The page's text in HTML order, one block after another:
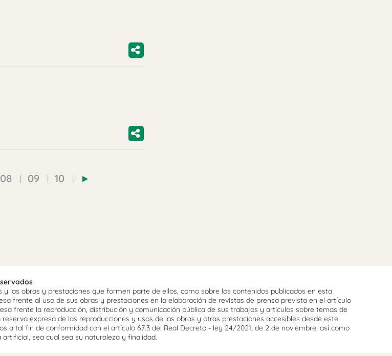
08 09 10
las obras y prestaciones que formen parte de ellos, como sobre los contenidos publicados en esta
frente al uso de sus obras y prestaciones en la elaboración de revistas de prensa prevista en el artículo
frente la reproducción, distribución y comunicación pública de sus trabajos y artículos sobre temas de
expresa de las reproducciones y usos de las obras y otras prestaciones accesibles desde este
tal fin de conformidad con el artículo 67.3 del Real Decreto - ley 24/2021, de 2 de noviembre, así como
sea cual sea su naturaleza y finalidad.